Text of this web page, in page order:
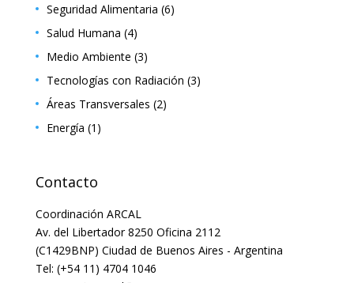
Seguridad Alimentaria (6)
Salud Humana (4)
Medio Ambiente (3)
Tecnologías con Radiación (3)
Áreas Transversales (2)
Energía (1)
Contacto
Coordinación ARCAL
Av. del Libertador 8250 Oficina 2112
(C1429BNP) Ciudad de Buenos Aires - Argentina
Tel: (+54 11) 4704 1046